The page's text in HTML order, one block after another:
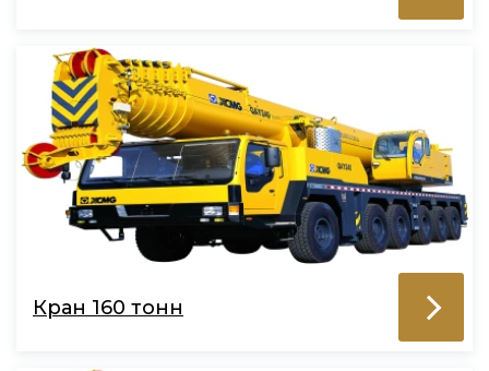
Кран 160 тонн